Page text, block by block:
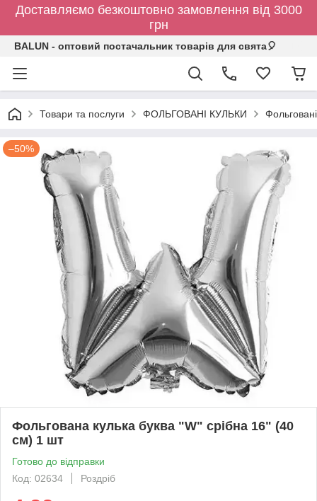
Доставляємо безкоштовно замовлення від 3000
грн
BALUN - оптовий постачальник товарів для свята🎈
Товари та послуги ФОЛЬГОВАНІ КУЛЬКИ
–50%
Фольгована кулька буква "W" срібна 16" (40
см) 1 шт
Готово до відправки
Код: 02634
Роздріб